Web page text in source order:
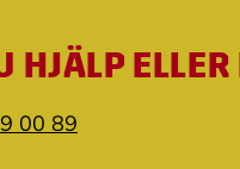
HJÄLP
00 89